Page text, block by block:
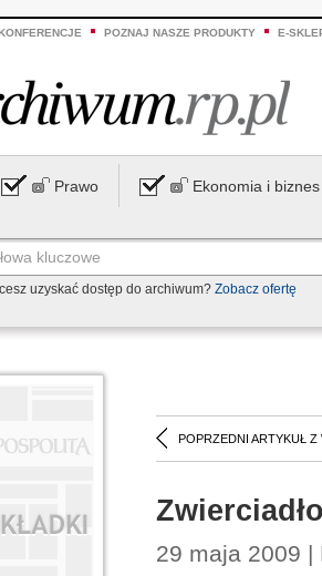
POZNAJ NASZE PRODUKTY E-
Prawo Ekonomia i biznes
uzyskać dostęp do archiwum? Zobacz ofertę
POPRZEDNI ARTYKUŁ Z
29 maja 2009 |